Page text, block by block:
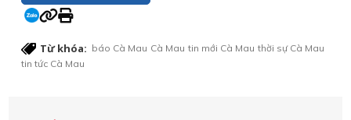
Từ khóa: báo Cà Mau Cà Mau tin mới Cà Mau thời sự Cà Mau
tin tức Cà Mau